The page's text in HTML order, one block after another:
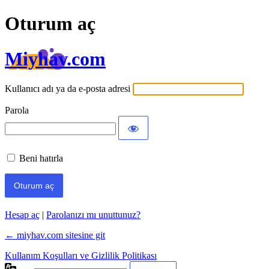
Oturum aç
Miyhav.com
Kullanıcı adı ya da e-posta adresi
Parola
Beni hatırla
Hesap aç | Parolanızı mı unuttunuz?
← miyhav.com sitesine git
Kullanım Koşulları ve Gizlilik Politikası